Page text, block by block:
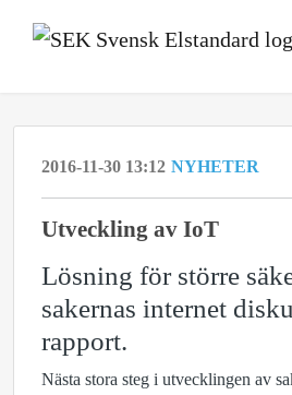
2016-11-30 13:12 NYHETER
Utveckling av IoT
Lösning för större
sakernas internet
rapport.
Nästa stora steg i utvecklingen av